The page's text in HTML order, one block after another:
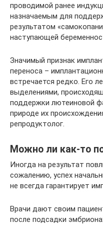
проводимой ранее
назначаемым для
результатом
наступающей
Значимый признак
переноса –
встречается редко. Его
выделениями,
поддержки лютеиновой
природе их
репродуктолог.
Можно ли как-то
Иногда на результат
сожалению, успех
не всегда гарантирует
Врачи дают своим
после подсадки эмбриона: